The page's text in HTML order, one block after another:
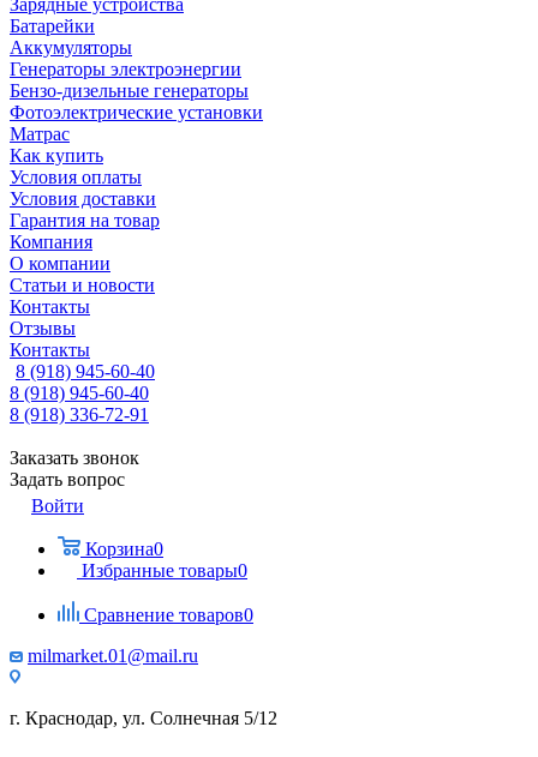
Зарядные устройства
Батарейки
Аккумуляторы
Генераторы электроэнергии
Бензо-дизельные генераторы
Фотоэлектрические установки
Матрас
Как купить
Условия оплаты
Условия доставки
Гарантия на товар
Компания
О компании
Статьи и новости
Контакты
Отзывы
Контакты
8 (918) 945-60-40
8 (918) 945-60-40
8 (918) 336-72-91
Заказать звонок
Задать вопрос
Войти
Корзина0
Избранные товары0
Сравнение товаров0
milmarket.01@mail.ru
г. Краснодар, ул. Солнечная 5/12